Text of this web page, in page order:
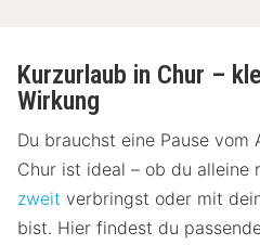
Kurzurlaub in Chur –
Wirkung
Du brauchst eine Pause vom
Chur ist ideal – ob du alleine
zweit verbringst oder mit
bist. Hier findest du